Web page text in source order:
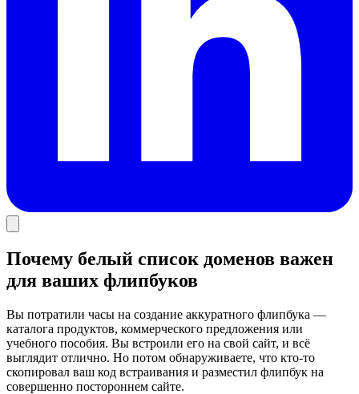
Почему белый список доменов важен
для ваших флипбуков
Вы потратили часы на создание аккуратного флипбука —
каталога продуктов, коммерческого предложения или
учебного пособия. Вы встроили его на свой сайт, и всё
выглядит отлично. Но потом обнаруживаете, что кто-то
скопировал ваш код встраивания и разместил флипбук на
совершенно постороннем сайте.